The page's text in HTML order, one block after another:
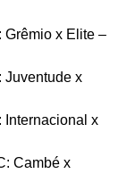
Grêmio x Elite –
Juventude x
Internacional x
Cambé x